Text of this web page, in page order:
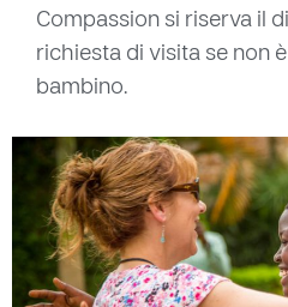
Compassion si riserva il
richiesta di visita se non è
bambino.